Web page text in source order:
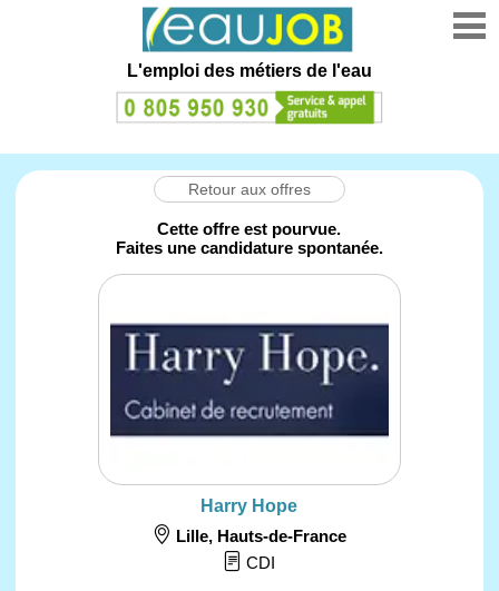
L'emploi des métiers de l'eau
Retour aux offres
Cette offre est pourvue.
Faites une candidature spontanée.
Harry Hope
Lille, Hauts-de-France
CDI